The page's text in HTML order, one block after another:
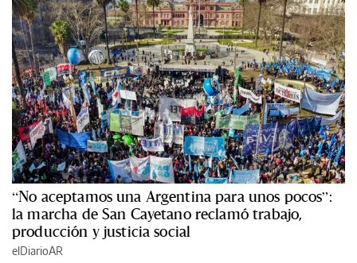
“No aceptamos una Argentina para unos pocos”:
la marcha de San Cayetano reclamó trabajo,
producción y justicia social
elDiarioAR